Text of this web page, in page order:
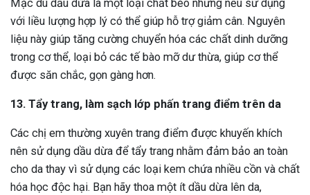
Mặc dù dầu dừa là một loại chất béo nhưng nếu sử dụng
với liều lượng hợp lý có thể giúp hỗ trợ giảm cân. Nguyên
liệu này giúp tăng cường chuyển hóa các chất dinh dưỡng
trong cơ thể, loại bỏ các tế bào mỡ dư thừa, giúp cơ thể
được săn chắc, gọn gàng hơn.
13. Tẩy trang, làm sạch lớp phấn trang điểm trên da
Các chị em thường xuyên trang điểm được khuyến khích
nên sử dụng dầu dừa để tẩy trang nhằm đảm bảo an toàn
cho da thay vì sử dụng các loại kem chứa nhiều cồn và chất
hóa học độc hại. Bạn hãy thoa một ít dầu dừa lên da,